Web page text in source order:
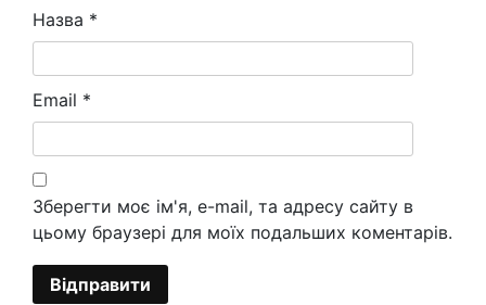
Назва *
Email *
Зберегти моє ім'я, e-mail, та адресу сайту в
цьому браузері для моїх подальших коментарів.